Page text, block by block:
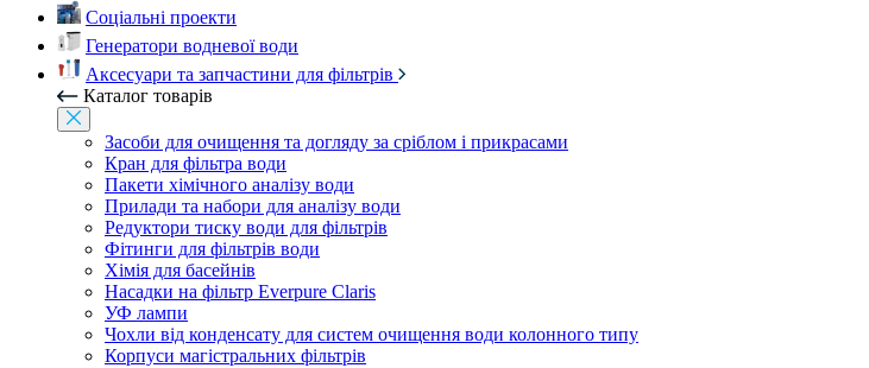
Соціальні проекти
Генератори водневої води
Аксесуари та запчастини для фільтрів
Каталог товарів
Засоби для очищення та догляду за сріблом і прикрасами
Кран для фільтра води
Пакети хімічного аналізу води
Прилади та набори для аналізу води
Редуктори тиску води для фільтрів
Фітинги для фільтрів води
Хімія для басейнів
Насадки на фільтр Everpure Claris
УФ лампи
Чохли від конденсату для систем очищення води колонного типу
Корпуси магістральних фільтрів